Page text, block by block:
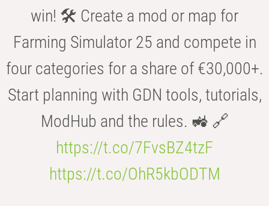
win! 🛠️ Create a mod or map for
Farming Simulator 25 and compete in
four categories for a share of €30,000+.
Start planning with GDN tools, tutorials,
ModHub and the rules. 🚜 🔗
https://t.co/7FvsBZ4tzF
https://t.co/OhR5kbODTM